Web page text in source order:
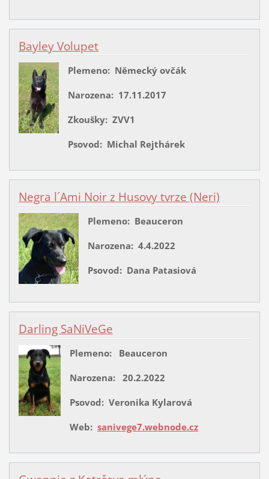
Bayley Volupet
Plemeno: Německý ovčák
Narozena: 17.11.2017
Zkoušky: ZVV1
Psovod: Michal Rejthárek
Negra l´Ami Noir z Husovy tvrze (Neri)
Plemeno: Beauceron
Narozena: 4.4.2022
Psovod: Dana Patasiová
Darling SaNiVeGe
Plemeno: Beauceron
Narozena: 20.2.2022
Psovod: Veronika Kylarová
Web: sanivege7.webnode.cz